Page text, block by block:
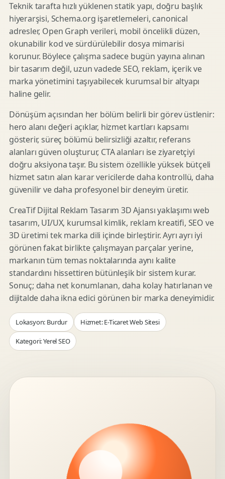
Teknik tarafta hızlı yüklenen statik yapı, doğru başlık
hiyerarşisi, Schema.org işaretlemeleri, canonical
adresler, Open Graph verileri, mobil öncelikli düzen,
okunabilir kod ve sürdürülebilir dosya mimarisi
korunur. Böylece çalışma sadece bugün yayına alınan
bir tasarım değil, uzun vadede SEO, reklam, içerik ve
marka yönetimini taşıyabilecek kurumsal bir altyapı
haline gelir.
Dönüşüm açısından her bölüm belirli bir görev üstlenir:
hero alanı değeri açıklar, hizmet kartları kapsamı
gösterir, süreç bölümü belirsizliği azaltır, referans
alanları güven oluşturur, CTA alanları ise ziyaretçiyi
doğru aksiyona taşır. Bu sistem özellikle yüksek bütçeli
hizmet satın alan karar vericilerde daha kontrollü, daha
güvenilir ve daha profesyonel bir deneyim üretir.
CreaTif Dijital Reklam Tasarım 3D Ajansı yaklaşımı web
tasarım, UI/UX, kurumsal kimlik, reklam kreatifi, SEO ve
3D üretimi tek marka dili içinde birleştirir. Ayrı ayrı iyi
görünen fakat birlikte çalışmayan parçalar yerine,
markanın tüm temas noktalarında aynı kalite
standardını hissettiren bütünleşik bir sistem kurar.
Sonuç; daha net konumlanan, daha kolay hatırlanan ve
dijitalde daha ikna edici görünen bir marka deneyimidir.
Lokasyon: Burdur Hizmet: E-Ticaret Web Sitesi
Kategori: Yerel SEO